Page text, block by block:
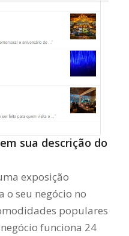
sua descrição do
exposição
o seu negócio no
populares
funciona 24